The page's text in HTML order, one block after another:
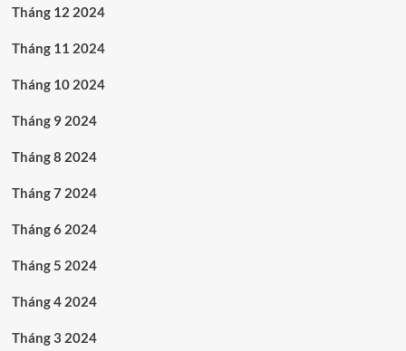
Tháng 12 2024
Tháng 11 2024
Tháng 10 2024
Tháng 9 2024
Tháng 8 2024
Tháng 7 2024
Tháng 6 2024
Tháng 5 2024
Tháng 4 2024
Tháng 3 2024